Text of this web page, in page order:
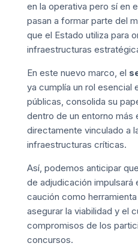
en la operativa pero sí en
pasan a formar parte del
que el Estado utiliza para
infraestructuras
En este nuevo marco, el
ya cumplía un rol esencial
públicas, consolida su
dentro de un entorno
directamente vinculado a
infraestructuras críticas.
Así, podemos anticipar
de adjudicación impulsará
caución como
asegurar la viabilidad y el
compromisos de los
concursos.